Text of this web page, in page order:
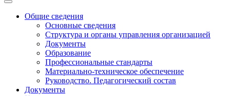
Toggle
navigationОбщие сведения
Основные сведения
Структура и органы управления организацией
Документы
Образование
Профессиональные стандарты
Материально-техническое обеспечение
Руководство. Педагогический состав
Документы